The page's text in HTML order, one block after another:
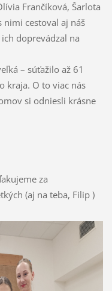
Frančíková, Šarlota
nimi cestoval aj náš
doprevádzal na
– súťažilo až 61
kraja. O to viac nás
si odniesli krásne
za
(aj na teba, Filip )